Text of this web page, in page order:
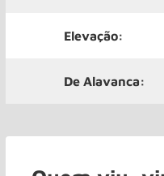
Elevação:
De Alavanca: